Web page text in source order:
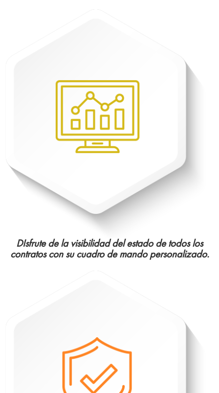
DIsfrute de la visibilidad del estado de todos los
contratos con su cuadro de mando personalizado.